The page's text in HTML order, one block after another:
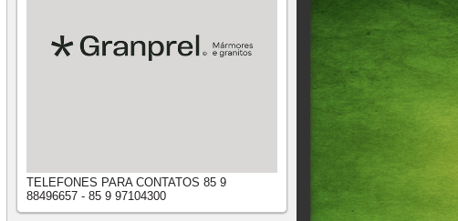
TELEFONES PARA CONTATOS 85 9
88496657 - 85 9 97104300